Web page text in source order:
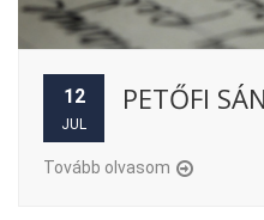
12
JUL
PETŐFI
Tovább olvasom